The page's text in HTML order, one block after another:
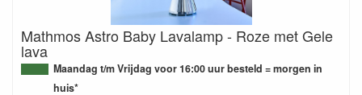
Mathmos Astro Baby Lavalamp - Roze met Gele
lava
Maandag t/m Vrijdag voor 16:00 uur besteld = morgen in
huis*